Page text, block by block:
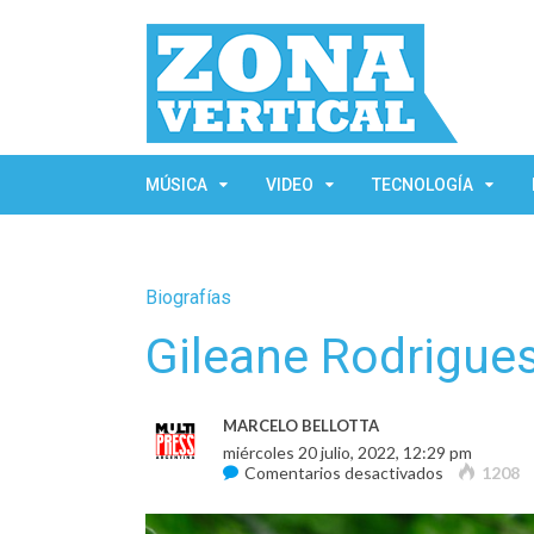
MÚSICA VIDEO TECNOLOGÍA
Biografías
Gileane
MARCELO BELLOTTA
miércoles 20 julio, 2022, 12:29 pm
Comentarios desactivados en
Rodrigues
1208